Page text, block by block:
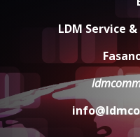
US
7
da
6
LDM Service